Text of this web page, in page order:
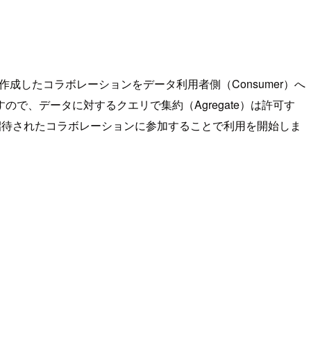
したコラボレーションをデータ利用者側（Consumer）へ
で、データに対するクエリで集約（Agregate）は許可す
されたコラボレーションに参加することで利用を開始しま